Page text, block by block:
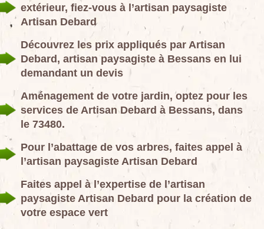
extérieur, fiez-vous à l’artisan paysagiste
Artisan Debard
Découvrez les prix appliqués par Artisan
Debard, artisan paysagiste à Bessans en lui
demandant un devis
Aménagement de votre jardin, optez pour les
services de Artisan Debard à Bessans, dans
le 73480.
Pour l’abattage de vos arbres, faites appel à
l’artisan paysagiste Artisan Debard
Faites appel à l’expertise de l’artisan
paysagiste Artisan Debard pour la création de
votre espace vert